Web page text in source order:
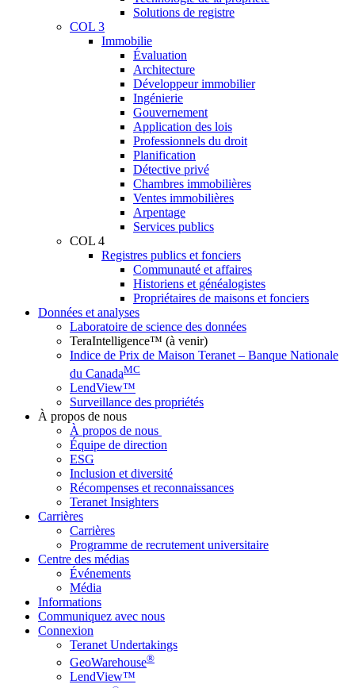
Solutions de registre
COL 3
Immobilie
Évaluation
Architecture
Développeur immobilier
Ingénierie
Gouvernement
Application des lois
Professionnels du droit
Planification
Détective privé
Chambres immobilières
Ventes immobilières
Arpentage
Services publics
COL 4
Registres publics et fonciers
Communauté et affaires
Historiens et généalogistes
Propriétaires de maisons et fonciers
Données et analyses
Laboratoire de science des données
TeraIntelligence™ (à venir)
Indice de Prix de Maison Teranet – Banque Nationale
du CanadaMC
LendView™
Surveillance des propriétés
À propos de nous
À propos de nous
Équipe de direction
ESG
Inclusion et diversité
Récompenses et reconnaissances
Teranet Insighters
Carrières
Carrières
Programme de recrutement universitaire
Centre des médias
Événements
Média
Informations
Communiquez avec nous
Connexion
Teranet Undertakings
GeoWarehouse®
LendView™